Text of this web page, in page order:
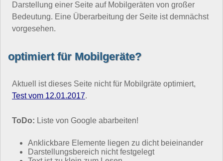
Darstellung einer Seite auf Mobilgeräten von großer
Bedeutung. Eine Überarbeitung der Seite ist demnächst
vorgesehen.
optimiert für Mobilgeräte?
Aktuell ist dieses Seite nicht für Mobilgräte optimiert,
Test vom 12.01.2017.
ToDo: Liste von Google abarbeiten!
Anklickbare Elemente liegen zu dicht beieinander
Darstellungsbereich nicht festgelegt